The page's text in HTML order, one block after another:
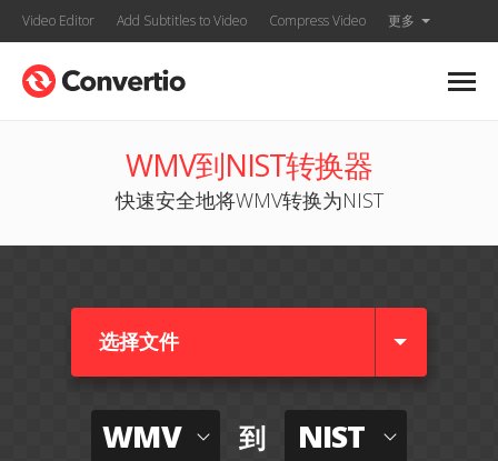
Video Editor Add Subtitles to Video Compress Video 更多
WMV到NIST转换器
快速安全地将WMV转换为NIST
选择文件
WMV 到 NIST